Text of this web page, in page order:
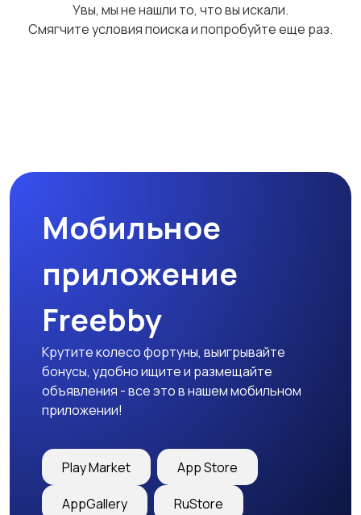
Увы, мы не нашли то, что вы искали.
Смягчите условия поиска и попробуйте еще раз.
Мобильное
приложение
Freebby
Крутите колесо фортуны, выигрывайте
бонусы, удобно ищите и размещайте
объявления - все это в нашем мобильном
приложении!
Play Market App Store
AppGallery RuStore